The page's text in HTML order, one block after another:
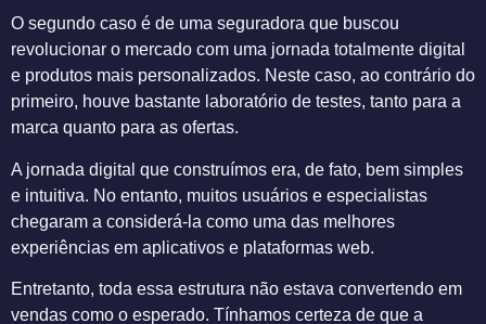
O segundo caso é de uma seguradora que buscou
revolucionar o mercado com uma jornada totalmente digital
e produtos mais personalizados. Neste caso, ao contrário do
primeiro, houve bastante laboratório de testes, tanto para a
marca quanto para as ofertas.
A jornada digital que construímos era, de fato, bem simples
e intuitiva. No entanto, muitos usuários e especialistas
chegaram a considerá-la como uma das melhores
experiências em aplicativos e plataformas web.
Entretanto, toda essa estrutura não estava convertendo em
vendas como o esperado. Tínhamos certeza de que a